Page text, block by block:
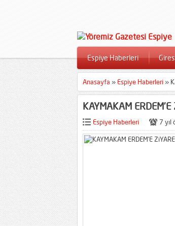
Espiye Haberleri
Anasayfa » Espiye Haberleri »
KAYMAKAM
Espiye Haberleri 7 yıl